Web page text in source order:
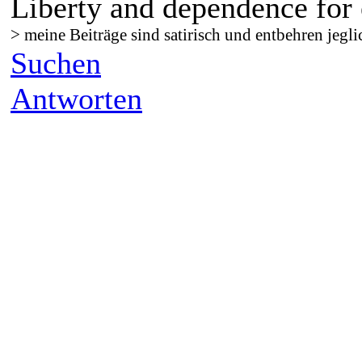
Liberty and dependence for
> meine Beiträge sind satirisch und entbehren
Suchen
Antworten